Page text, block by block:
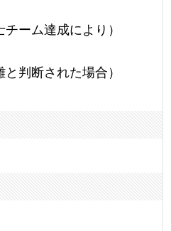
ーム達成により）
判断された場合）